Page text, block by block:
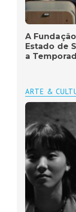
A
Estado de
a
ARTE &